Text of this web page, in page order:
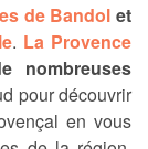
de Bandol et
. La Provence
nombreuses
pour découvrir
en vous